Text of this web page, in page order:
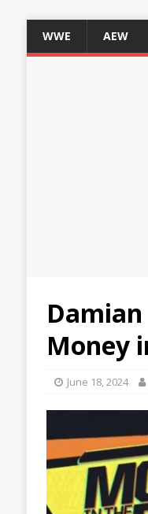
WWE AEW
Money
June 18, 2024